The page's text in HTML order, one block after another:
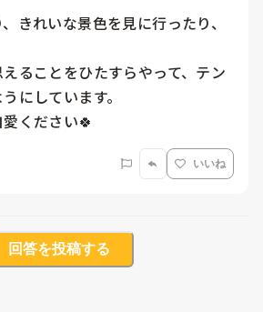
きれいな景色を見に行ったり、
ることをひたすらやって、テン
にしています。
ください🍀
いいね
回答を投稿する